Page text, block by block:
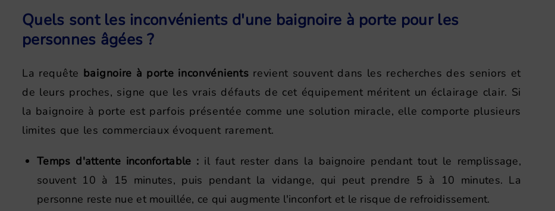
Quels sont les inconvénients d'une baignoire à porte pour les
personnes âgées ?
La requête baignoire à porte inconvénients revient souvent dans les recherches des seniors et
de leurs proches, signe que les vrais défauts de cet équipement méritent un éclairage clair. Si
la baignoire à porte est parfois présentée comme une solution miracle, elle comporte plusieurs
limites que les commerciaux évoquent rarement.
Temps d'attente inconfortable : il faut rester dans la baignoire pendant tout le remplissage,
souvent 10 à 15 minutes, puis pendant la vidange, qui peut prendre 5 à 10 minutes. La
personne reste nue et mouillée, ce qui augmente l'inconfort et le risque de refroidissement.